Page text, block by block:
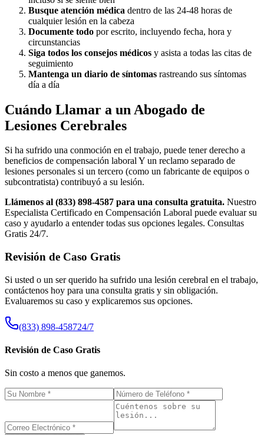
Busque atención médica dentro de las 24-48 horas de
cualquier lesión en la cabeza
Documente todo por escrito, incluyendo fecha, hora y
circunstancias
Siga todos los consejos médicos y asista a todas las citas de
seguimiento
Mantenga un diario de síntomas rastreando sus síntomas
día a día
Cuándo Llamar a un Abogado de
Lesiones Cerebrales
Si ha sufrido una conmoción en el trabajo, puede tener derecho a
beneficios de compensación laboral Y un reclamo separado de
lesiones personales si un tercero (como un fabricante de equipos o
subcontratista) contribuyó a su lesión.
Llámenos al (833) 898-4587 para una consulta gratuita. Nuestro
Especialista Certificado en Compensación Laboral puede evaluar su
caso y ayudarlo a entender todas sus opciones legales. Consultas
Gratis 24/7.
Revisión de Caso Gratis
Si usted o un ser querido ha sufrido una lesión cerebral en el trabajo,
contáctenos hoy para una consulta gratis y sin obligación.
Evaluaremos su caso y explicaremos sus opciones.
(833) 898-458724/7
Revisión de Caso Gratis
Sin costo a menos que ganemos.